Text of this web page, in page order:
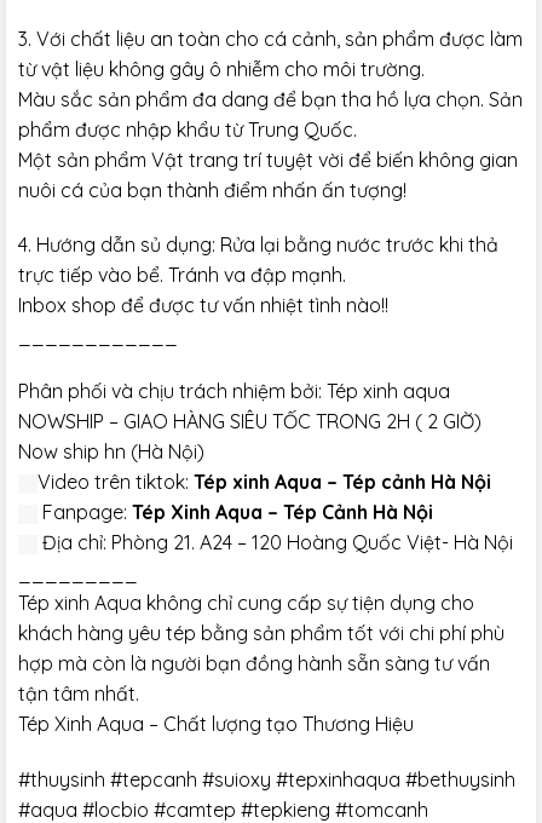
3. Với chất liệu an toàn cho cá cảnh, sản phẩm được làm
từ vật liệu không gây ô nhiễm cho môi trường.
Màu sắc sản phẩm đa dang để bạn tha hồ lựa chọn. Sản
phẩm được nhập khẩu từ Trung Quốc.
Một sản phẩm Vật trang trí tuyệt vời để biến không gian
nuôi cá của bạn thành điểm nhấn ấn tượng!
4. Hướng dẫn sủ dụng: Rửa lại bằng nước trước khi thả
trực tiếp vào bể. Tránh va đập mạnh.
Inbox shop để được tư vấn nhiệt tình nào!!
Phân phối và chịu trách nhiệm bởi: Tép xinh aqua
NOWSHIP – GIAO HÀNG SIÊU TỐC TRONG 2H ( 2 GIỜ)
Now ship hn (Hà Nội)
Video trên tiktok: Tép xinh Aqua – Tép cảnh Hà Nội
Fanpage: Tép Xinh Aqua – Tép Cảnh Hà Nội
Địa chỉ: Phòng 21. A24 – 120 Hoàng Quốc Việt- Hà Nội
Tép xinh Aqua không chỉ cung cấp sự tiện dụng cho
khách hàng yêu tép bằng sản phẩm tốt với chi phí phù
hợp mà còn là người bạn đồng hành sẵn sàng tư vấn
tận tâm nhất.
Tép Xinh Aqua – Chất lượng tạo Thương Hiệu
#thuysinh #tepcanh #suioxy #tepxinhaqua #bethuysinh
#aqua #locbio #camtep #tepkieng #tomcanh